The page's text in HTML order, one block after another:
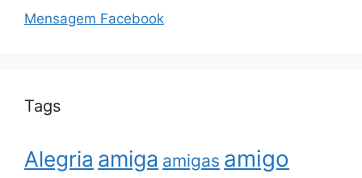
Mensagem Facebook
Tags
Alegria amiga amigas amigo